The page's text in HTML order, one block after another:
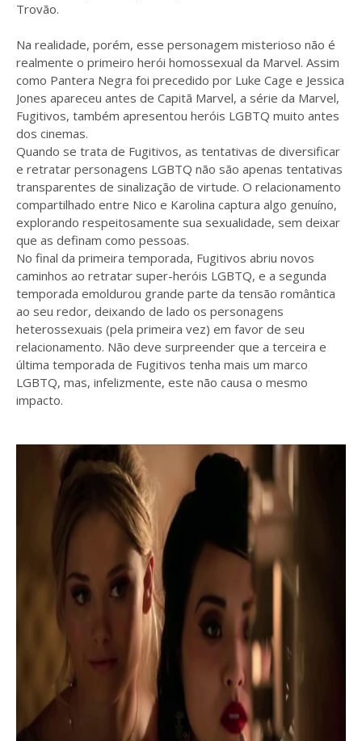
Trovão.
Na realidade, porém, esse personagem misterioso não é
realmente o primeiro herói homossexual da Marvel. Assim
como Pantera Negra foi precedido por Luke Cage e Jessica
Jones apareceu antes de Capitã Marvel, a série da Marvel,
Fugitivos, também apresentou heróis LGBTQ muito antes
dos cinemas.
Quando se trata de Fugitivos, as tentativas de diversificar
e retratar personagens LGBTQ não são apenas tentativas
transparentes de sinalização de virtude. O relacionamento
compartilhado entre Nico e Karolina captura algo genuíno,
explorando respeitosamente sua sexualidade, sem deixar
que as definam como pessoas.
No final da primeira temporada, Fugitivos abriu novos
caminhos ao retratar super-heróis LGBTQ, e a segunda
temporada emoldurou grande parte da tensão romântica
ao seu redor, deixando de lado os personagens
heterossexuais (pela primeira vez) em favor de seu
relacionamento. Não deve surpreender que a terceira e
última temporada de Fugitivos tenha mais um marco
LGBTQ, mas, infelizmente, este não causa o mesmo
impacto.